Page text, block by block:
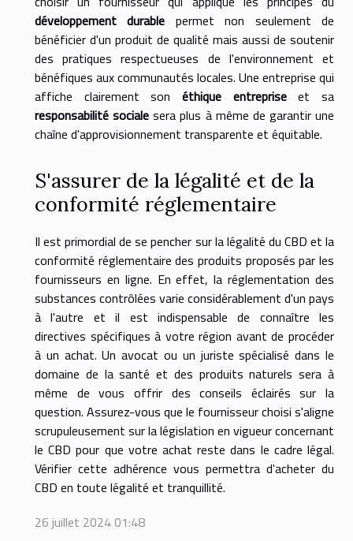
développement durable permet non seulement de
bénéficier d'un produit de qualité mais aussi de soutenir
des pratiques respectueuses de l'environnement et
bénéfiques aux communautés locales. Une entreprise qui
affiche clairement son éthique entrepriseet sa
responsabilité sociale sera plus à même de garantir une
chaîne d'approvisionnement transparente et équitable.
S'assurer de la légalité et de la
conformité réglementaire
Il est primordial de se pencher sur la légalité du CBD et la
conformité réglementaire des produits proposés par les
fournisseurs en ligne. En effet, la réglementation des
substances contrôlées varie considérablement d'un pays
à l'autre et il est indispensable de connaître les
directives spécifiques à votre région avant de procéder
à un achat. Un avocat ou un juriste spécialisé dans le
domaine de la santé et des produits naturels sera à
même de vous offrir des conseils éclairés sur la
question. Assurez-vous que le fournisseur choisi s'aligne
scrupuleusement sur la législation en vigueur concernant
le CBD pour que votre achat reste dans le cadre légal.
Vérifier cette adhérence vous permettra d'acheter du
CBD en toute légalité et tranquillité.
26 juillet 2024 01:48